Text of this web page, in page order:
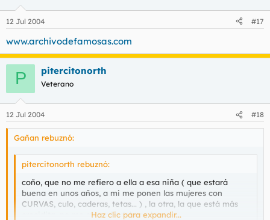
12 Jul 2004 #17
www.archivodefamosas.com
P pitercitonorth
Veterano
12 Jul 2004 #18
Gañan rebuznó:
pitercitonorth rebuznó:
coño, que no me refiero a ella a esa niña ( que estará
buena en unos años, a mi me ponen las mujeres con
CURVAS, culo, caderas, tetas... ) , la otra, la que está más
crecidita, no me acuerdo del nombre......
Haz clic para expandir...